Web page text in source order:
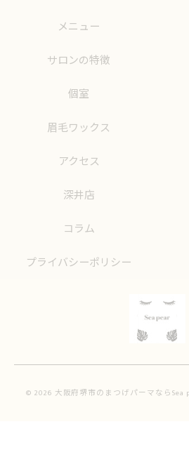
メニュー
サロンの特徴
個室
眉毛ワックス
アクセス
深井店
コラム
プライバシーポリシー
© 2026 大阪府堺市のまつげパーマならSea